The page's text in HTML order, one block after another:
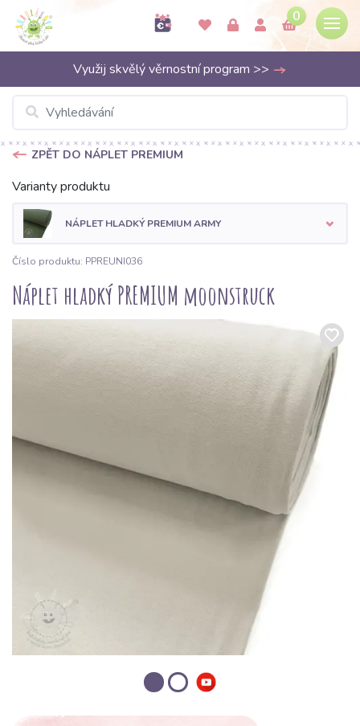
0
Využij skvělý věrnostní program >>
ZPĚT DO NÁPLET PREMIUM
Varianty produktu
NÁPLET HLADKÝ PREMIUM ARMY
Číslo produktu: PPREUNI036
Náplet hladký PREMIUM moonstruck